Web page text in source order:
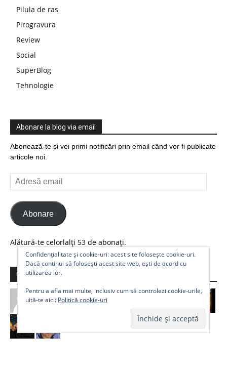
Pilula de ras
Pirogravura
Review
Social
SuperBlog
Tehnologie
Abonare la blog via email
Abonează-te și vei primi notificări prin email când vor fi publicate
articole noi.
Adresă
email
Abonare
Alătură-te celorlalți 53 de abonați.
Comunitate
Confidențialitate și cookie-uri: acest site folosește cookie-uri.
Dacă continui să folosești acest site web, ești de acord cu
utilizarea lor.
Pentru a afla mai multe, inclusiv cum să controlezi cookie-urile,
uită-te aici: Politică cookie-uri